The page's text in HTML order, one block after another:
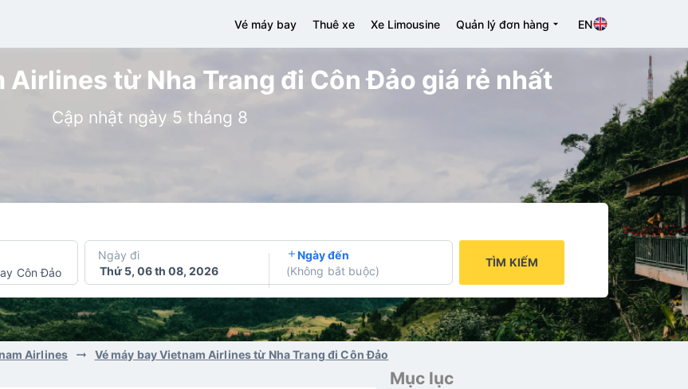
Vé máy bay Thuê xe Xe Limousine Quản lý đơn hàng EN
Airlines từ Nha Trang đi Côn Đảo giá rẻ nhất
Cập nhật ngày 5 tháng 8
Côn Đảo
Ngày đi
Thứ 5, 06 th 08, 2026
Ngày đến
(Không bắt buộc)
TÌM KIẾM
Airlines Vé máy bay Vietnam Airlines từ Nha Trang đi Côn Đảo
Mục lục